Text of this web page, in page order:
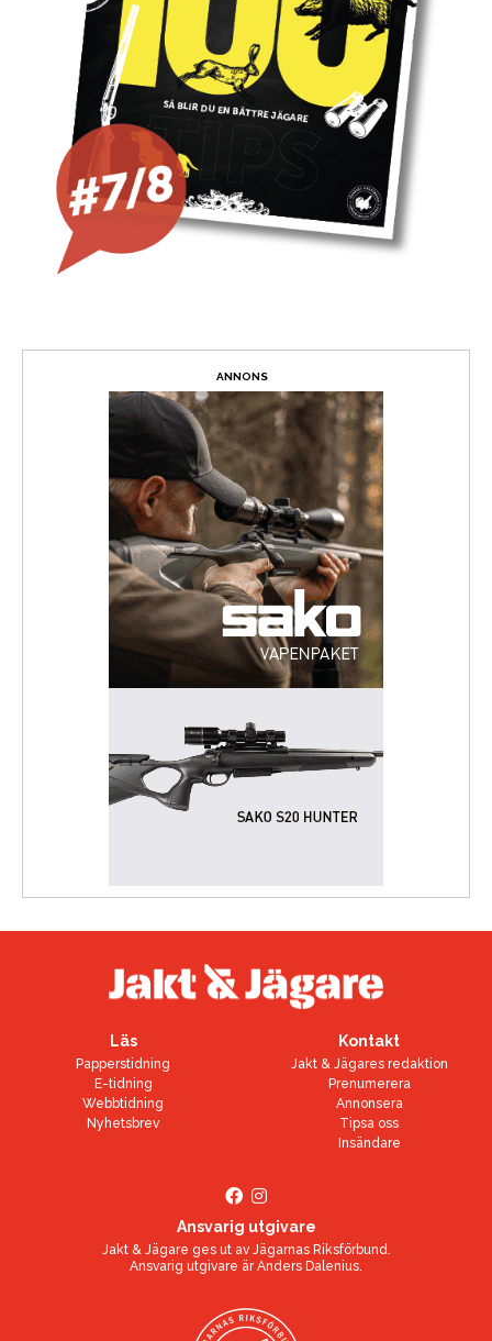
ANNONS
Läs
Papperstidning
E-tidning
Webbtidning
Nyhetsbrev
Kontakt
Jakt & Jägares redaktion
Prenumerera
Annonsera
Tipsa oss
Insändare
Ansvarig utgivare
Jakt & Jägare ges ut av Jägarnas Riksförbund.
Ansvarig utgivare ärAnders Dalenius.